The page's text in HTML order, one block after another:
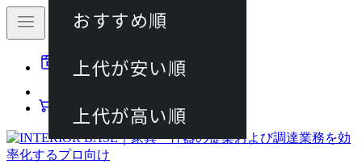
動画マニュアル
カート
おすすめ順
上代が安い順
上代が高い順